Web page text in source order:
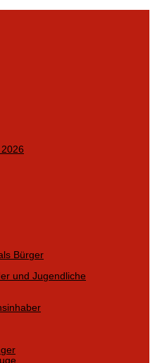
Bürger
und Jugendliche